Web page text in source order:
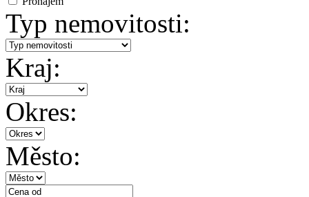
Typ nemovitosti:
Kraj:
Okres:
Město: